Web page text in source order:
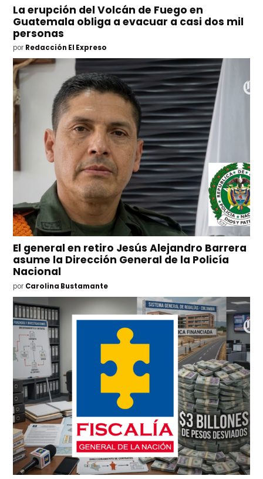
La erupción del Volcán de Fuego en
Guatemala obliga a evacuar a casi dos mil
personas
por Redacción El Expreso
El general en retiro Jesús Alejandro Barrera
asume la Dirección General de la Policía
Nacional
por Carolina Bustamante